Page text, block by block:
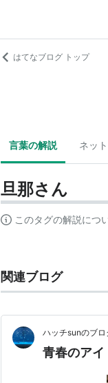
はてなブログ トップ
言葉の解説 ネッ
旦那さん
このタグの解説につ
関連ブログ
ハッチsunのブロ
青春のアイ